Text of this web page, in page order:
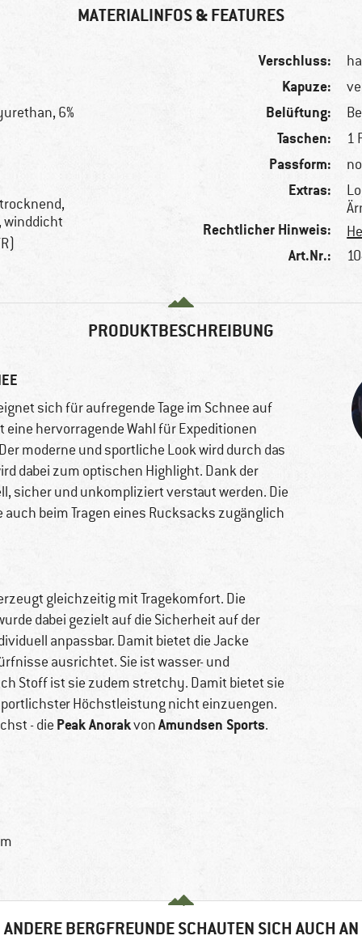
MATERIALINFOS & FEATURES
6%
Verschluss:
Kapuze:
Belüftung:
Taschen: 1
Passform:
Extras:
Rechtlicher Hinweis:
Art.Nr.:
PRODUKTBESCHREIBUNG
sich für aufregende Tage im Schnee auf
eine hervorragende Wahl für Expeditionen
moderne und sportliche Look wird durch das
dabei zum optischen Highlight. Dank der
sicher und unkompliziert verstaut werden. Die
beim Tragen eines Rucksacks zugänglich
gleichzeitig mit Tragekomfort. Die
dabei gezielt auf die Sicherheit auf der
anpassbar. Damit bietet die Jacke
ausrichtet. Sie ist wasser- und
Stoff ist sie zudem stretchy. Damit bietet sie
Höchstleistung nicht einzuengen.
- die Peak AnorakvonAmundsen Sports.
ANDERE BERGFREUNDE SCHAUTEN SICH AUCH AN